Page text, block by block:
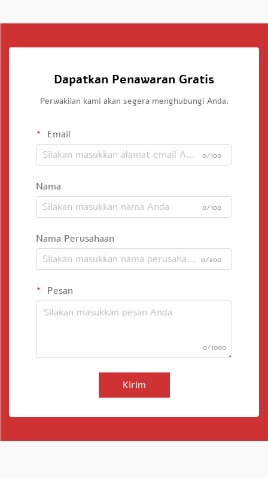
Dapatkan Penawaran Gratis
Perwakilan kami akan segera menghubungi Anda.
Email
0/100
Nama
0/100
Nama Perusahaan
0/200
Pesan
0/1000
Kirim